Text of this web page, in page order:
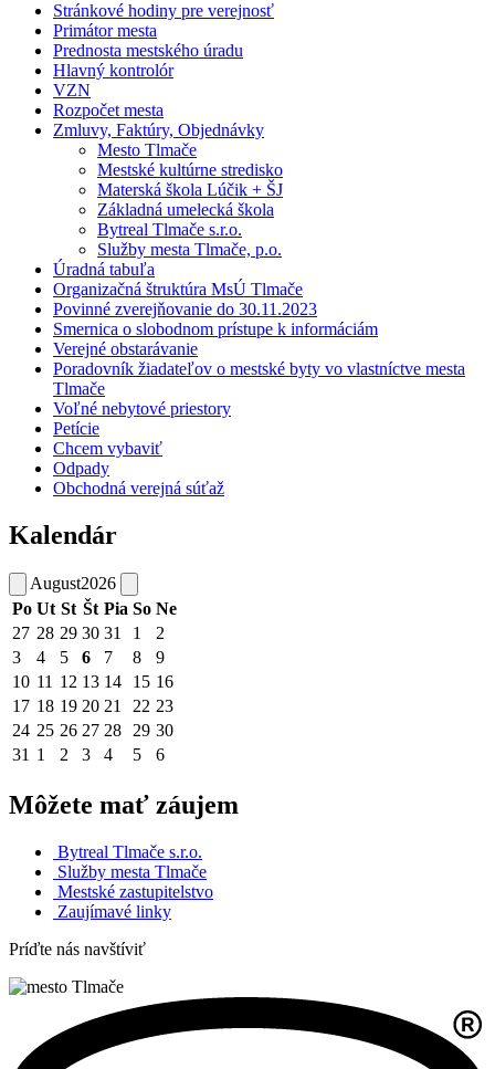
Stránkové hodiny pre verejnosť
Primátor mesta
Prednosta mestského úradu
Hlavný kontrolór
VZN
Rozpočet mesta
Zmluvy, Faktúry, Objednávky
Mesto Tlmače
Mestské kultúrne stredisko
Materská škola Lúčik + ŠJ
Základná umelecká škola
Bytreal Tlmače s.r.o.
Služby mesta Tlmače, p.o.
Úradná tabuľa
Organizačná štruktúra MsÚ Tlmače
Povinné zverejňovanie do 30.11.2023
Smernica o slobodnom prístupe k informáciám
Verejné obstarávanie
Poradovník žiadateľov o mestské byty vo vlastníctve mesta
Tlmače
Voľné nebytové priestory
Petície
Chcem vybaviť
Odpady
Obchodná verejná súťaž
Kalendár
August2026
Po Ut St Št Pia So Ne
27 28 29 30 31 1
2
3
4 5 6 7 8
9
10 11 12 13 14 15 16
17 18 19 20 21 22 23
24 25 26 27 28 29 30
31 1 2 3 4 5 6
Môžete mať záujem
Bytreal Tlmače s.r.o.
Služby mesta Tlmače
Mestské zastupitelstvo
Zaujímavé linky
Príďte nás navštíviť